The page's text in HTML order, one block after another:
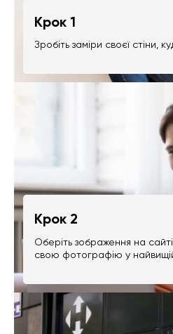
Крок 1
Зробіть заміри своєї стіни,
Крок 2
Оберіть зображення на
свою фотографію у